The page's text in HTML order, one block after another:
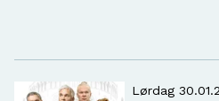
Lørdag